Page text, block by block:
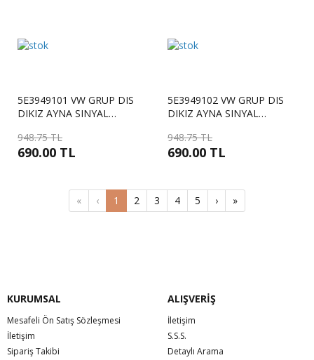
5E3949101 VW GRUP DIS
DIKIZ AYNA SINYAL
OCTAVIA
948.75 TL
690.00 TL
5E3949102 VW GRUP DIS
DIKIZ AYNA SINYAL
OCTAVIA
948.75 TL
690.00 TL
« ‹ 1 2 3 4 5 › »
KURUMSAL
Mesafeli Ön Satış Sözleşmesi
İletişim
Sipariş Takibi
ALIŞVERİŞ
İletişim
S.S.S.
Detaylı Arama